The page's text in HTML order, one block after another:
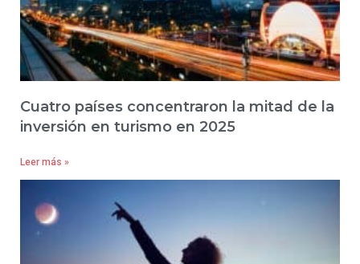
Cuatro países concentraron la mitad de la
inversión en turismo en 2025
Leer más »